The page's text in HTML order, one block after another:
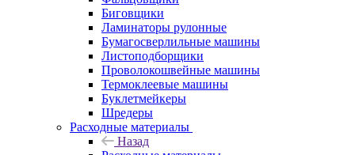
Биговщики
Ламинаторы рулонные
Бумагосверлильные машины
Листоподборщики
Проволокошвейные машины
Термоклеевые машины
Буклетмейкеры
Шредеры
Расходные материалы
Назад